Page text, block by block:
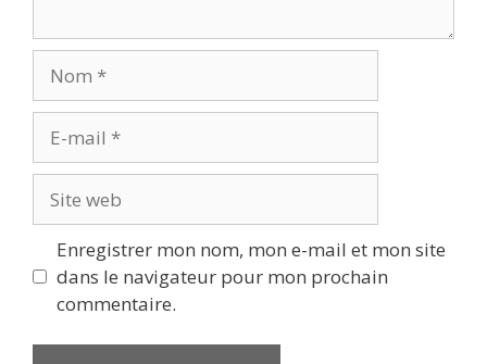
mail
web
Enregistrer mon nom, mon e-mail et mon site
dans le navigateur pour mon prochain
commentaire.